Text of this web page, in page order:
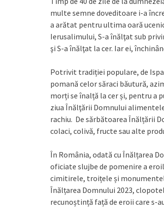
multe semne doveditoare i-a
a arătat pentru ultima oară
Ierusalimului, S-a înălţat sub
şi S-a înălţat la cer. Iar ei,
Potrivit tradiției populare, de
pomană celor săraci băutură,
morți se înalță la cer și, pentru a
ziua Înălţării Domnului
rachiu. De sărbătoarea Înălțării
colaci, colivă, fructe sau alte
În România, odată cu Înălțarea
oficiate slujbe de pomenire a
cimitirele, troițele și
Înălțarea Domnului 2023,
recunoștință față de eroii care s-